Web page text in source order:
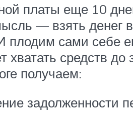
платы еще 10
— взять денег в
плодим сами себе
средств до
получаем:
задолженности